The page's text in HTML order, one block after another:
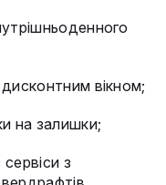
вікном;
на залишки;
з